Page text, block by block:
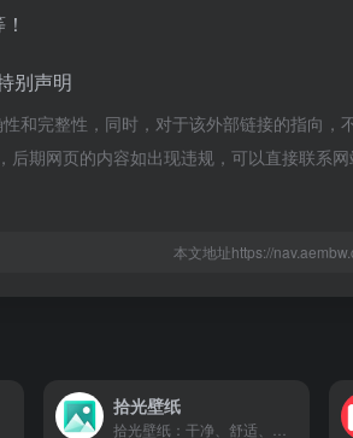
别声明
和完整性，同时，对于该外部链接的指向，
期网页的内容如出现违规，可以直接联系
本文地址https://
拾光壁纸